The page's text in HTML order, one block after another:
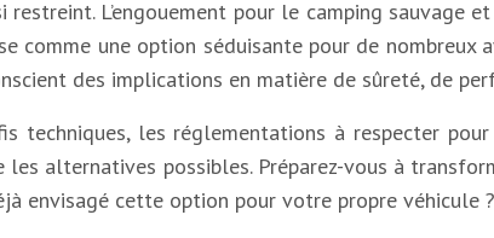
restreint. L’engouement pour le camping
comme une option séduisante pour de
des implications en matière de sûreté, de
techniques, les réglementations à respecter
les alternatives possibles. Préparez-vous à
envisagé cette option pour votre propre véhicule ?